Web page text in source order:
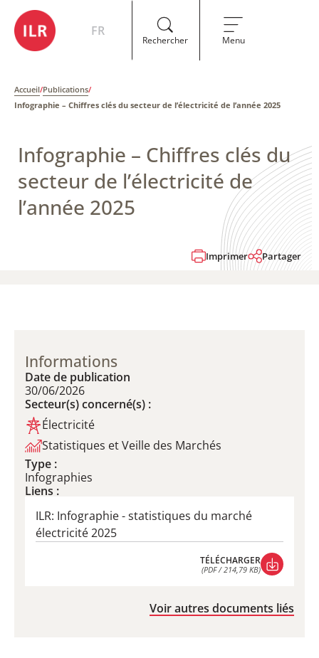
FR
Rechercher Menu
Accueil/Publications/
Infographie – Chiffres clés du secteur de l’électricité de l’année 2025
Infographie – Chiffres clés du
secteur de l’électricité de
l’année 2025
Imprimer Partager
Informations
Date de publication
30/06/2026
Secteur(s) concerné(s) :
Électricité
Statistiques et Veille des Marchés
Type :
Infographies
Liens :
ILR: Infographie - statistiques du marché
électricité 2025
TÉLÉCHARGER
(PDF / 214,79 KB)
Voir autres documents liés